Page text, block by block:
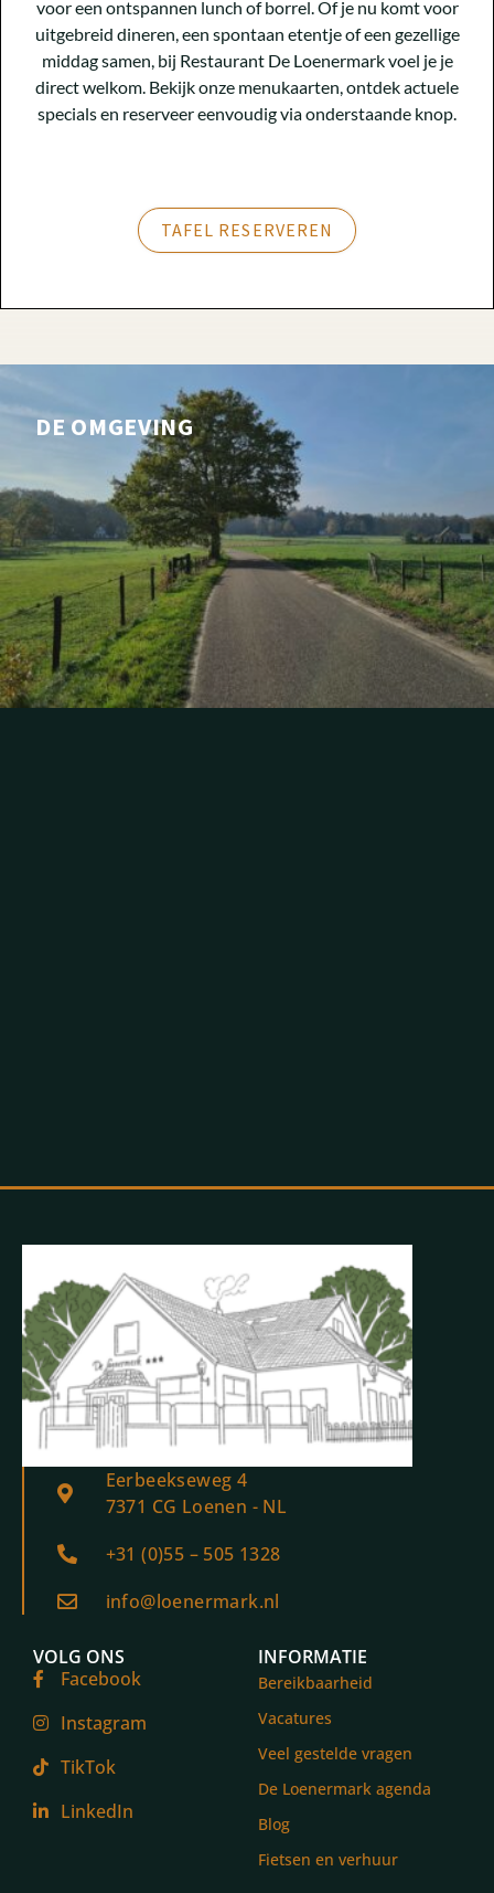
voor een ontspannen lunch of borrel. Of je nu komt voor
uitgebreid dineren, een spontaan etentje of een gezellige
middag samen, bij Restaurant De Loenermark voel je je
direct welkom. Bekijk onze menukaarten, ontdek actuele
specials en reserveer eenvoudig via onderstaande knop.
TAFEL RESERVEREN
DE OMGEVING
Eerbeekseweg 4
7371 CG Loenen - NL
+31 (0)55 – 505 1328
info@loenermark.nl
VOLG ONS
Facebook
Instagram
TikTok
LinkedIn
INFORMATIE
Bereikbaarheid
Vacatures
Veel gestelde vragen
De Loenermark agenda
Blog
Fietsen en verhuur